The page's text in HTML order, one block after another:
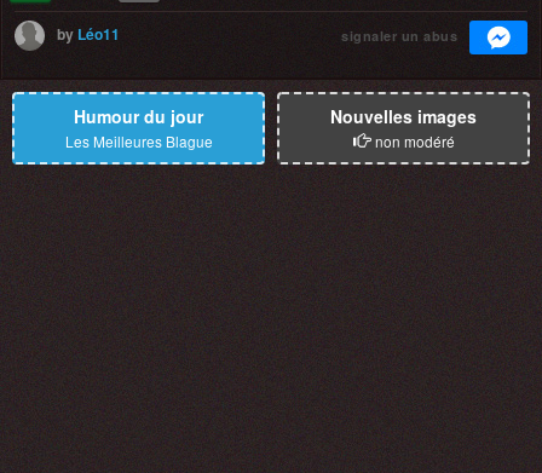
by Léo11 signaler un abus
Humour du jour
Les Meilleures Blague
Nouvelles images
non modéré